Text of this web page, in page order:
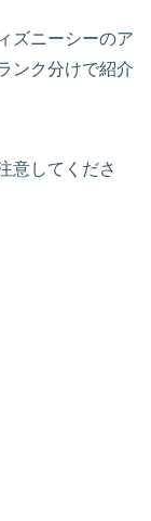
ズニーシーのア
ンク分けで紹介
意してくださ